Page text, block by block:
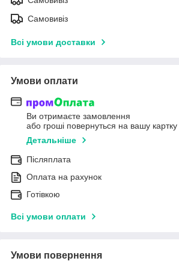
Самовивіз
Всі умови доставки
Умови оплати
Ви отримаєте замовлення
або гроші повернуться на вашу картку
Детальніше
Післяплата
Оплата на рахунок
Готівкою
Всі умови оплати
Умови повернення